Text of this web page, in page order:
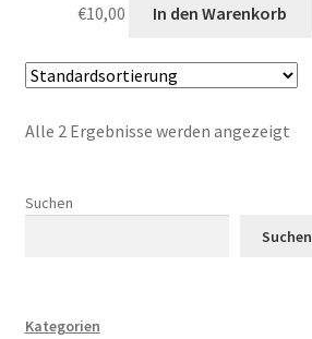
€10,00 In den Warenkorb
Alle 2 Ergebnisse werden angezeigt
Suchen
Suchen
Kategorien